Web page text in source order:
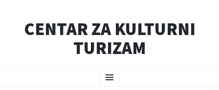
CENTAR ZA KULTURNI
TURIZAM
Menu
TO